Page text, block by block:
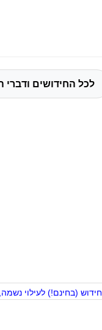
לכל החידושים ודברי
(בחינם!) לעילוי